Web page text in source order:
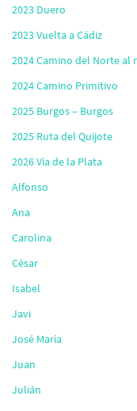
2023 Duero
2023 Vuelta a Cádiz
2024 Camino del Norte al
2024 Camino Primitivo
2025 Burgos – Burgos
2025 Ruta del Quijote
2026 Vía de la Plata
Alfonso
Ana
Carolina
César
Isabel
Javi
José María
Juan
Julián